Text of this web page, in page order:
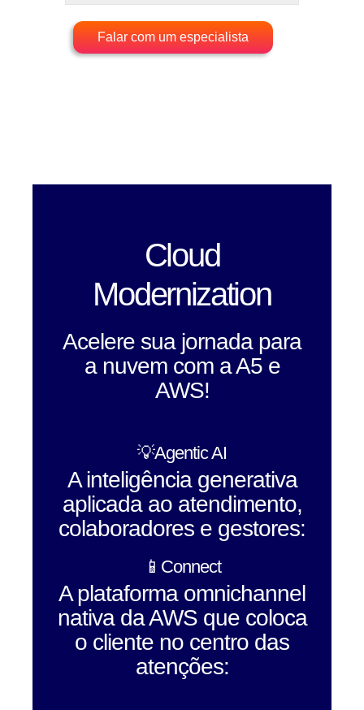
Falar com um especialista
Cloud
Modernization
Acelere sua jornada para
a nuvem com a A5 e
AWS!
💡Agentic AI
A inteligência generativa
aplicada ao atendimento,
colaboradores e gestores:
📱Connect
A plataforma omnichannel
nativa da AWS que coloca
o cliente no centro das
atenções: